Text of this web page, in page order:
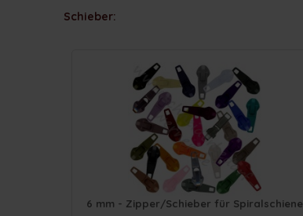
Schieber:
6 mm - Zipper/Schieber für Spiralschiene